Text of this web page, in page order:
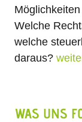
Welche
welche
daraus?
WAS UNS